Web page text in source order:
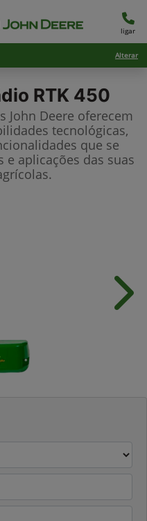
ligar
Alterar
RTK 450
John Deere oferecem
tecnológicas,
que se
e aplicações das suas